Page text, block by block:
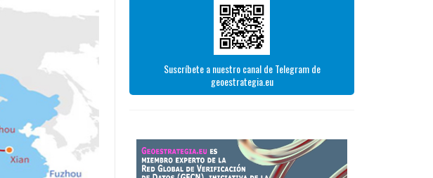
Suscríbete a nuestro canal de Telegram de
geoestrategia.eu